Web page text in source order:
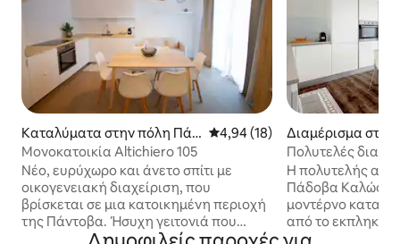
Καταλύματα στην πόλη Πάν
τοβα
Μέση βαθμολογία: 4,94 στα 5,
4,94 (18)
Μονοκατοικία Altichiero 105
Νέο, ευρύχωρο και άνετο σπίτι με
οικογενειακή διαχείριση, που
βρίσκεται σε μια κατοικημένη περιοχή
της Πάντοβα. Ήσυχη γειτονιά που
προσφέρει όλες τις απαραίτητες
Διαμέρισμα
ντοβα
Πολυτελές
Πάδοβα | Κοντά
Scrovegni
Η πολυτελής
Πάδοβα Καλώς
μοντέρνο
από το
Scrovegni! Ένα